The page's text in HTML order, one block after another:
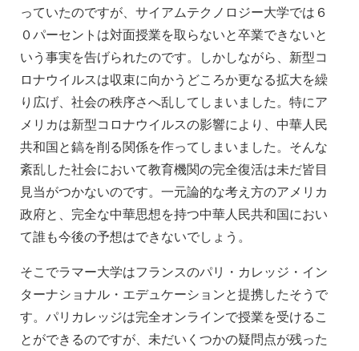
っていたのですが、サイアムテクノロジー大学では６
０パーセントは対面授業を取らないと卒業できないと
いう事実を告げられたのです。しかしながら、新型コ
ロナウイルスは収束に向かうどころか更なる拡大を繰
り広げ、社会の秩序さへ乱してしまいました。特にア
メリカは新型コロナウイルスの影響により、中華人民
共和国と鎬を削る関係を作ってしまいました。そんな
紊乱した社会において教育機関の完全復活は未だ皆目
見当がつかないのです。一元論的な考え方のアメリカ
政府と、完全な中華思想を持つ中華人民共和国におい
て誰も今後の予想はできないでしょう。
そこでラマー大学はフランスのパリ・カレッジ・イン
ターナショナル・エデュケーションと提携したそうで
す。パリカレッジは完全オンラインで授業を受けるこ
とができるのですが、未だいくつかの疑問点が残った